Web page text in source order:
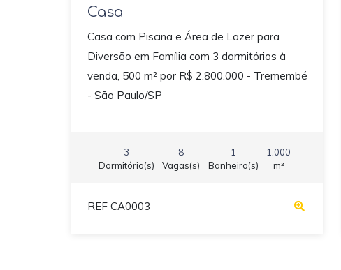
Casa
Casa com Piscina e Área de Lazer para
Diversão em Família com 3 dormitórios à
venda, 500 m² por R$ 2.800.000 - Tremembé
- São Paulo/SP
3
Dormitório(s)
8
Vagas(s)
1
Banheiro(s)
1.000
m²
REF CA0003